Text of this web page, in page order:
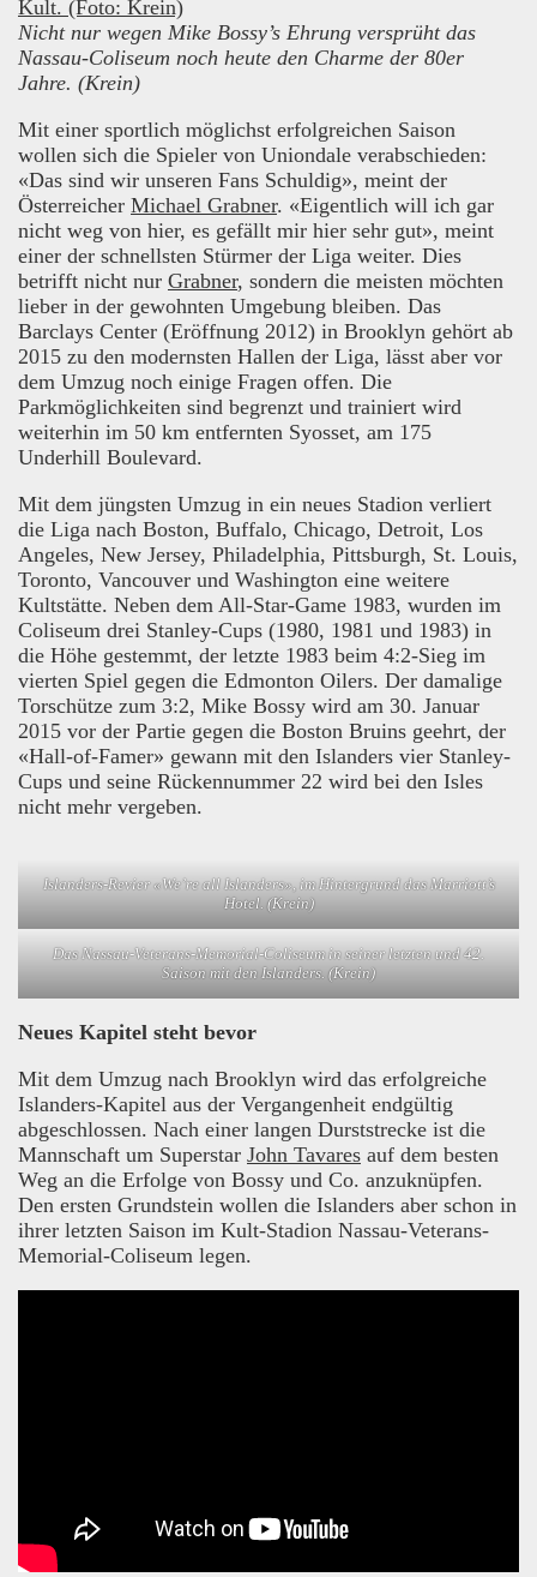
Nicht nur wegen Mike Bossy’s Ehrung versprüht das
Nassau-Coliseum noch heute den Charme der 80er
Jahre. (Krein)
Mit einer sportlich möglichst erfolgreichen Saison
wollen sich die Spieler von Uniondale verabschieden:
«Das sind wir unseren Fans Schuldig», meint der
Österreicher Michael Grabner. «Eigentlich will ich gar
nicht weg von hier, es gefällt mir hier sehr gut», meint
einer der schnellsten Stürmer der Liga weiter. Dies
betrifft nicht nur Grabner, sondern die meisten möchten
lieber in der gewohnten Umgebung bleiben. Das
Barclays Center (Eröffnung 2012) in Brooklyn gehört ab
2015 zu den modernsten Hallen der Liga, lässt aber vor
dem Umzug noch einige Fragen offen. Die
Parkmöglichkeiten sind begrenzt und trainiert wird
weiterhin im 50 km entfernten Syosset, am 175
Underhill Boulevard.
Mit dem jüngsten Umzug in ein neues Stadion verliert
die Liga nach Boston, Buffalo, Chicago, Detroit, Los
Angeles, New Jersey, Philadelphia, Pittsburgh, St. Louis,
Toronto, Vancouver und Washington eine weitere
Kultstätte. Neben dem All-Star-Game 1983, wurden im
Coliseum drei Stanley-Cups (1980, 1981 und 1983) in
die Höhe gestemmt, der letzte 1983 beim 4:2-Sieg im
vierten Spiel gegen die Edmonton Oilers. Der damalige
Torschütze zum 3:2, Mike Bossy wird am 30. Januar
2015 vor der Partie gegen die Boston Bruins geehrt, der
«Hall-of-Famer» gewann mit den Islanders vier Stanley-
Cups und seine Rückennummer 22 wird bei den Isles
nicht mehr vergeben.
Islanders-Revier «We’re all Islanders», im Hintergrund das Marriott’s
Hotel. (Krein)
Das Nassau-Veterans-Memorial-Coliseum in seiner letzten und 42.
Saison mit den Islanders. (Krein)
Neues Kapitel steht bevor
Mit dem Umzug nach Brooklyn wird das erfolgreiche
Islanders-Kapitel aus der Vergangenheit endgültig
abgeschlossen. Nach einer langen Durststrecke ist die
Mannschaft um Superstar John Tavares auf dem besten
Weg an die Erfolge von Bossy und Co. anzuknüpfen.
Den ersten Grundstein wollen die Islanders aber schon in
ihrer letzten Saison im Kult-Stadion Nassau-Veterans-
Memorial-Coliseum legen.